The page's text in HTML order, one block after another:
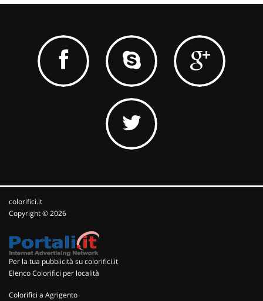
colorifici.it
Copyright © 2026
Per la tua pubblicità su colorifici.it
Elenco Colorifici per località
Colorifici a Agrigento